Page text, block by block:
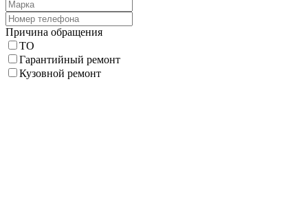
Причина обращения
ТО
Гарантийный ремонт
Кузовной ремонт